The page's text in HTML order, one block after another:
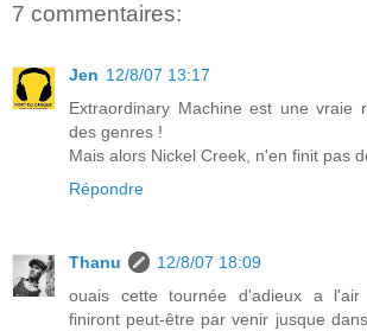
7 commentaires:
Jen 12/8/07 13:17
Extraordinary Machine est une vraie
des genres !
Mais alors Nickel Creek, n'en finit pas
Répondre
Thanu
12/8/07 18:09
ouais cette tournée d'adieux a l'air
finiront peut-être par venir jusque